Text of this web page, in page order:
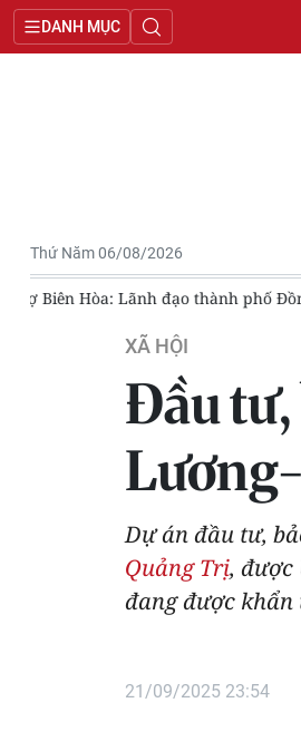
DANH MỤC
Thứ Năm 06/08/2026
Tin nổi bật ngày 5/8: Phiên họp
XÃ HỘI
Đầu
Dự án đầu tư,
Quảng Trị, được
đang được
21/09/2025 23:54